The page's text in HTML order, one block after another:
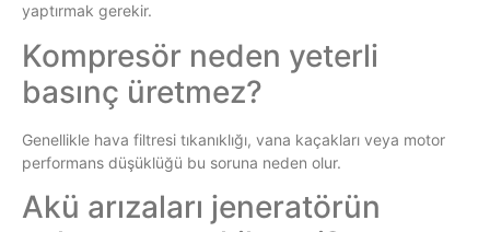
yaptırmak gerekir.
Kompresör neden yeterli
basınç üretmez?
Genellikle hava filtresi tıkanıklığı, vana kaçakları veya motor
performans düşüklüğü bu soruna neden olur.
Akü arızaları jeneratörün